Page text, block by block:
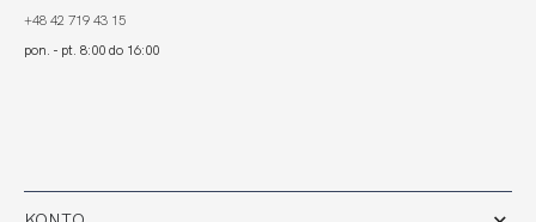
+48 42 719 43 15
pon. - pt. 8:00 do 16:00